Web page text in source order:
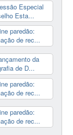
Especial
Esta...
paredão:
de rec...
da
de D...
paredão:
de rec...
paredão:
de rec...